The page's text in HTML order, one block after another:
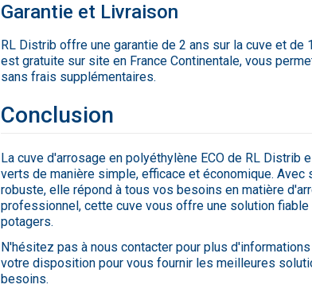
Garantie et Livraison
RL Distrib offre une garantie de 2 ans sur la cuve et
est gratuite sur site en France Continentale, vous
sans frais supplémentaires.
Conclusion
La cuve d'arrosage en polyéthylène ECO de RL
verts de manière simple, efficace et économique.
robuste, elle répond à tous vos besoins en matière
professionnel, cette cuve vous offre une solution
potagers.
N'hésitez pas à nous contacter pour plus
votre disposition pour vous fournir les meilleures
besoins.